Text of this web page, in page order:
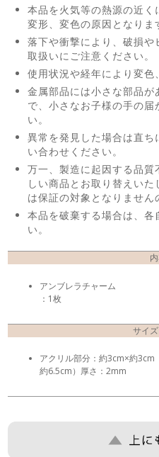
本品を火気等の熱源の近
変形、変色の原因となりま
落下や衝撃により、破損
取扱いにご注意ください。
使用状況や経年により変色
金属部品には小さな部品
で、小さなお子様の手の届
い。
異常を発見した場合は直
い合わせください。
万一、製造に起因する品
しい商品とお取り替えい
は保証の対象となりません
本品を破棄する場合は、各
い。
アンブレラチャーム
：1枚
サイ
アクリル部分：約3cm×約3cm
約6.5cm）厚さ：2mm